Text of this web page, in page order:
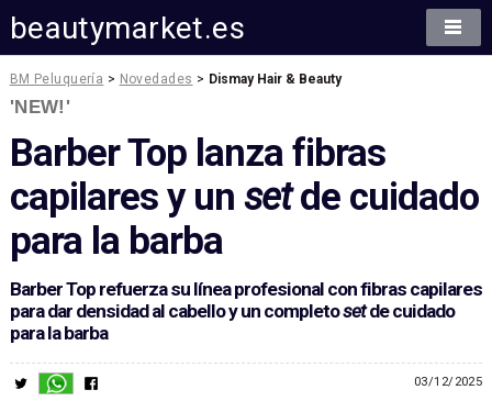
beautymarket.es
BM Peluquería > Novedades > Dismay Hair & Beauty
'NEW!'
Barber Top lanza fibras
capilares y un setde cuidado
para la barba
Barber Top refuerza su línea profesional con fibras capilares
para dar densidad al cabello y un completosetde cuidado
para la barba
03/12/2025